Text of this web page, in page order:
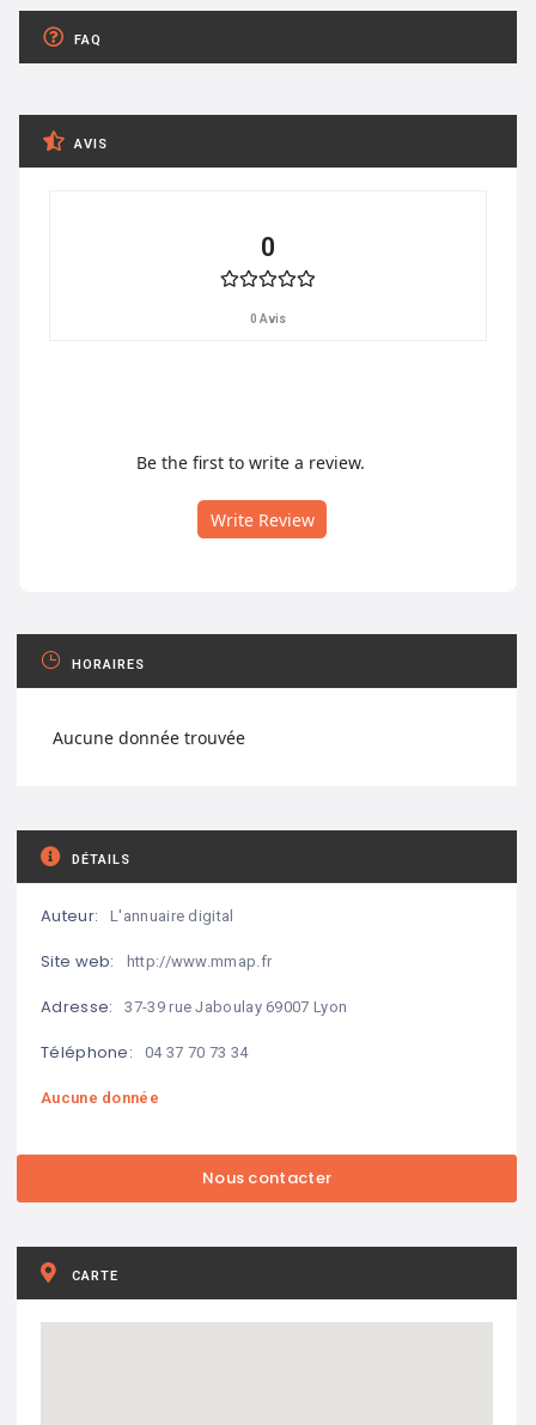
FAQ
AVIS
0
0 Avis
Be the first to write a review.
Write Review
HORAIRES
Aucune donnée trouvée
DÉTAILS
Auteur: L'annuaire digital
Site web: http://www.mmap.fr
Adresse: 37-39 rue Jaboulay 69007 Lyon
Téléphone: 04 37 70 73 34
Aucune donnée
CARTE